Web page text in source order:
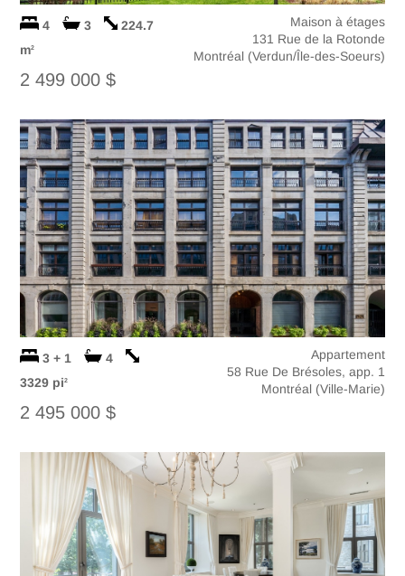
4 3
224.7
m2
2 499 000 $
Maison à étages
131 Rue de la Rotonde
Montréal (Verdun/Île-des-Soeurs)
3 + 1
4
3329 pi2
2 495 000 $
Appartement
58 Rue De Brésoles, app. 1
Montréal (Ville-Marie)